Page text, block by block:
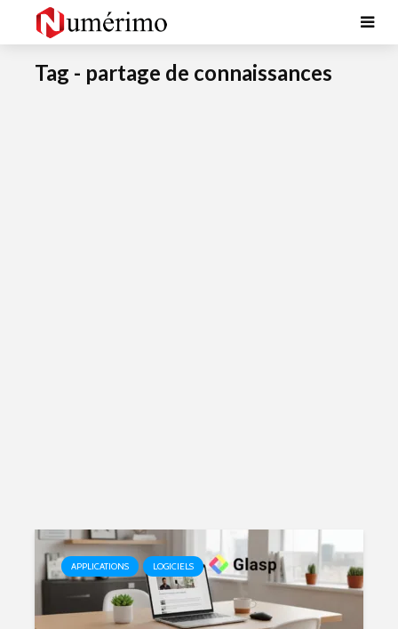
Tag - partage de connaissances
APPLICATIONS LOGICIELS